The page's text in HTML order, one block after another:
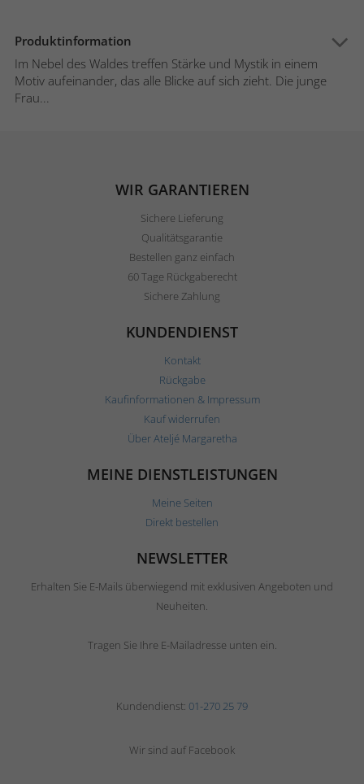
Produktinformation
Im Nebel des Waldes treffen Stärke und Mystik in einem
Motiv aufeinander, das alle Blicke auf sich zieht. Die junge
Frau...
WIR GARANTIEREN
Sichere Lieferung
Qualitätsgarantie
Bestellen ganz einfach
60 Tage Rückgaberecht
Sichere Zahlung
KUNDENDIENST
Kontakt
Rückgabe
Kaufinformationen & Impressum
Kauf widerrufen
Über Ateljé Margaretha
MEINE DIENSTLEISTUNGEN
Meine Seiten
Direkt bestellen
NEWSLETTER
Erhalten Sie E-Mails überwiegend mit exklusiven Angeboten und
Neuheiten.
Tragen Sie Ihre E-Mailadresse unten ein.
Kundendienst: 01-270 25 79
Wir sind auf Facebook